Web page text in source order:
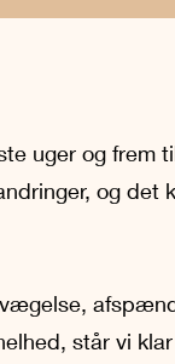
uger og frem
og det
står vi